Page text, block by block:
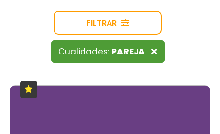
FILTRAR
Cualidades: PAREJA